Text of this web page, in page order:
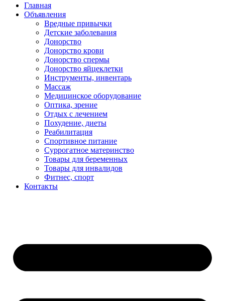
Главная
Объявления
Вредные привычки
Детские заболевания
Донорство
Донорство крови
Донорство спермы
Донорство яйцеклетки
Инструменты, инвентарь
Массаж
Медицинское оборудование
Оптика, зрение
Отдых с лечением
Похудение, диеты
Реабилитация
Спортивное питание
Суррогатное материнство
Товары для беременных
Товары для инвалидов
Фитнес, спорт
Контакты